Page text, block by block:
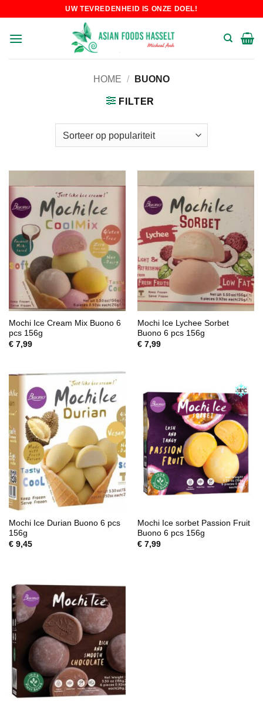
content
UW TEVREDENHEID IS ONZE DOEL!
HOME / BUONO
FILTER
Mochi Ice Cream Mix Buono 6
pcs 156g
€7,99
Mochi Ice Lychee Sorbet
Buono 6 pcs 156g
€7,99
Mochi Ice Durian Buono 6 pcs
156g
€9,45
Mochi Ice sorbet Passion Fruit
Buono 6 pcs 156g
€7,99